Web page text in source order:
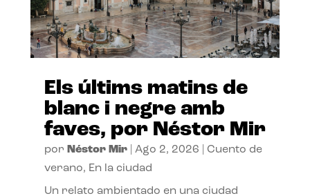
Els últims matins de
blanc i negre amb
faves, por Néstor Mir
por Néstor Mir| Ago 2, 2026
Cuento de
verano, En la ciudad
Un relato ambientado en una ciudad